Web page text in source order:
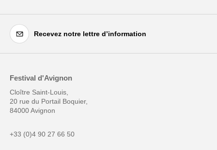
Recevez notre lettre d’information
Festival d'Avignon
Cloître Saint-Louis,
20 rue du Portail Boquier,
84000 Avignon
+33 (0)4 90 27 66 50